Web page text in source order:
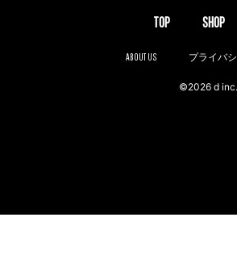
TOP SHOP
ABOUT US プライバ
©2026 d